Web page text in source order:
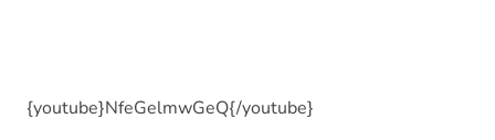
{youtube}NfeGelmwGeQ{/youtube}